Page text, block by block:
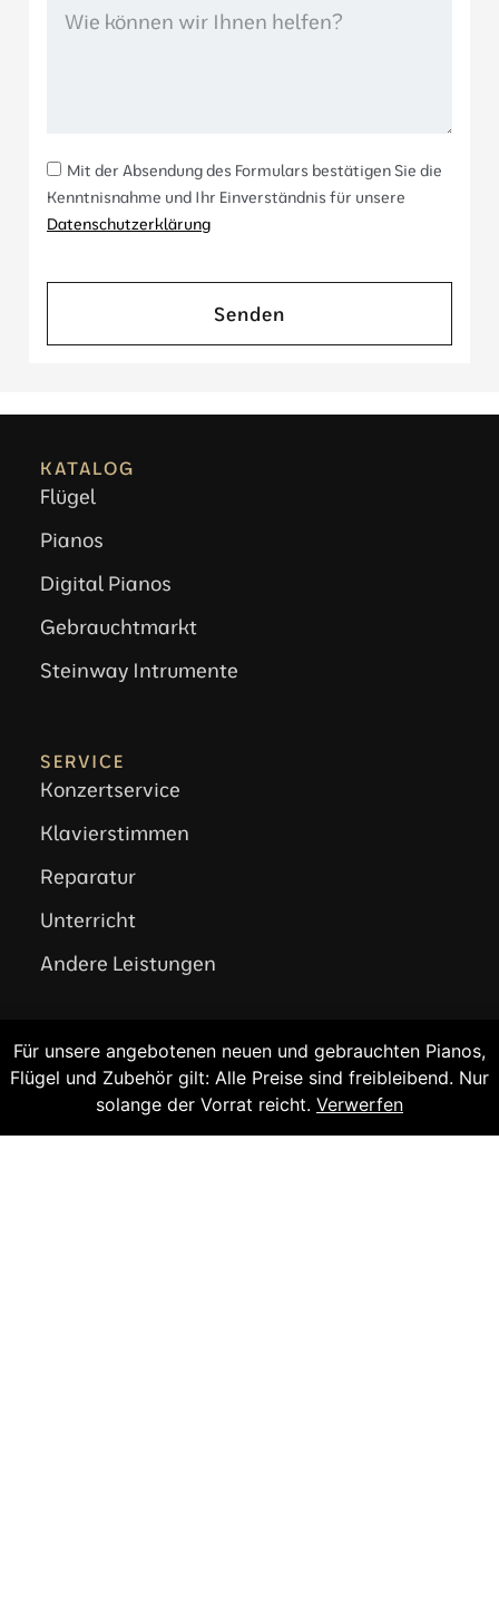
Mit der Absendung des Formulars bestätigen Sie die
Kenntnisnahme und Ihr Einverständnis für unsere
Datenschutzerklärung
Senden
KATALOG
Flügel
Pianos
Digital Pianos
Gebrauchtmarkt
Steinway Intrumente
SERVICE
Konzertservice
Klavierstimmen
Reparatur
Unterricht
Andere Leistungen
RECHTLICHES
Impressum
Klavier stimmen?
Für unsere angebotenen neuen und gebrauchten Pianos,
Flügel und Zubehör gilt: Alle Preise sind freibleibend. Nur
solange der Vorrat reicht. Verwerfen